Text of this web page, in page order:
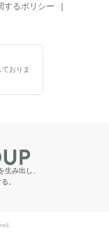
するポリシー
ておりま
生み出し、
。